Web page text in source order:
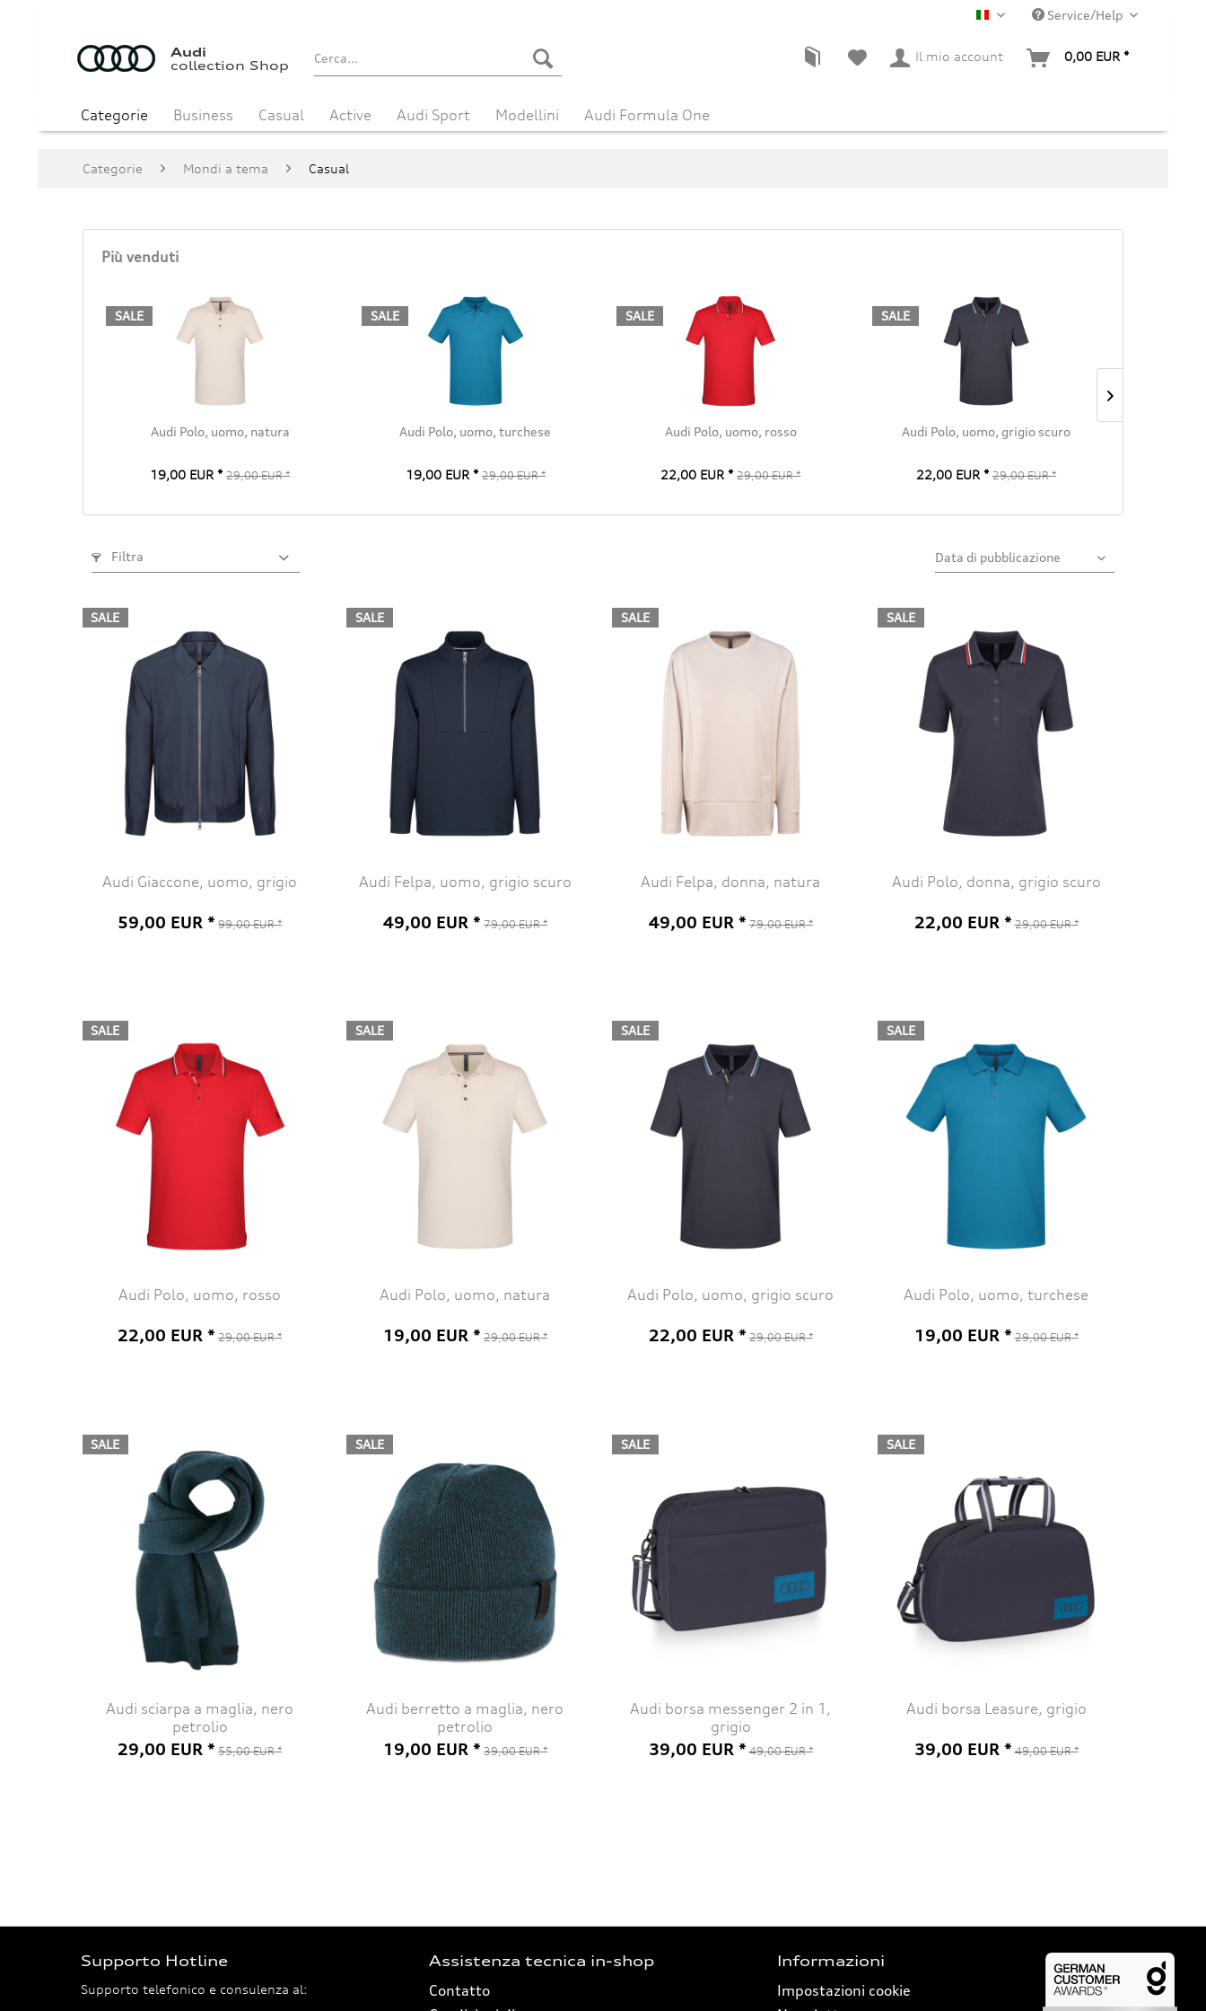
IT Service/Help
Audi
collection Shop
Il mio account 0,00 EUR *
Categorie Business Casual Active Audi Sport Modellini Audi Formula One
Categorie Mondi a tema Casual
Più venduti
SALE
Audi Polo, uomo, natura
19,00 EUR * 29,00 EUR *
SALE
Audi Polo, uomo, turchese
19,00 EUR * 29,00 EUR *
SALE
Audi Polo, uomo, rosso
22,00 EUR * 29,00 EUR *
SALE
Audi Polo, uomo, grigio scuro
22,00 EUR * 29,00 EUR *
Filtra
SALE
Audi Giaccone, uomo, grigio
59,00 EUR * 99,00 EUR *
SALE
Audi Felpa, uomo, grigio scuro
49,00 EUR * 79,00 EUR *
SALE
Audi Felpa, donna, natura
49,00 EUR * 79,00 EUR *
SALE
Audi Polo, donna, grigio scuro
22,00 EUR * 29,00 EUR *
SALE
Audi Polo, uomo, rosso
22,00 EUR * 29,00 EUR *
SALE
Audi Polo, uomo, natura
19,00 EUR * 29,00 EUR *
SALE
Audi Polo, uomo, grigio scuro
22,00 EUR * 29,00 EUR *
SALE
Audi Polo, uomo, turchese
19,00 EUR * 29,00 EUR *
SALE
Audi sciarpa a maglia, nero
petrolio
29,00 EUR * 55,00 EUR *
SALE
Audi berretto a maglia, nero
petrolio
19,00 EUR * 39,00 EUR *
SALE
Audi borsa messenger 2 in 1,
grigio
39,00 EUR * 49,00 EUR *
SALE
Audi borsa Leasure, grigio
39,00 EUR * 49,00 EUR *
Supporto Hotline
Supporto telefonico e consulenza al:
Assistenza tecnica in-shop
Contatto
Informazioni
Impostazioni cookie